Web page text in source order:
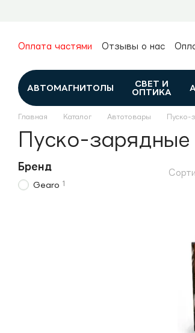
Оплата частями Отзывы о нас
Контакты
Каталог
АВТОМАГНИТОЛЫ
СВЕТ И
ОПТИКА
Главная Каталог Автотовары Пуско-
Пуско-зарядные
Бренд
Gearo 1